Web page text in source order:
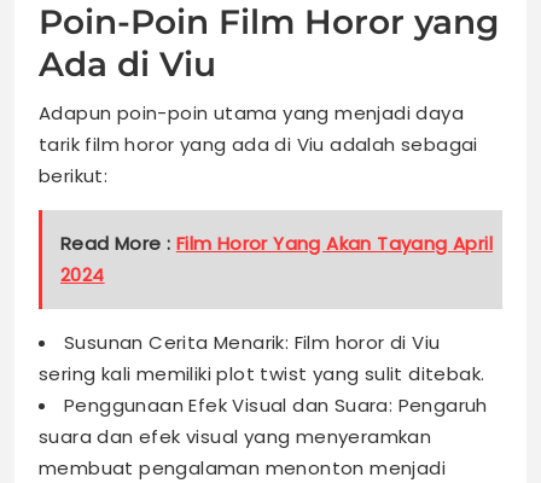
Poin-Poin Film Horor yang
Ada di Viu
Adapun poin-poin utama yang menjadi daya
tarik film horor yang ada di Viu adalah sebagai
berikut:
Read More : Film Horor Yang Akan Tayang April
2024
Susunan Cerita Menarik: Film horor di Viu
sering kali memiliki plot twist yang sulit ditebak.
Penggunaan Efek Visual dan Suara: Pengaruh
suara dan efek visual yang menyeramkan
membuat pengalaman menonton menjadi